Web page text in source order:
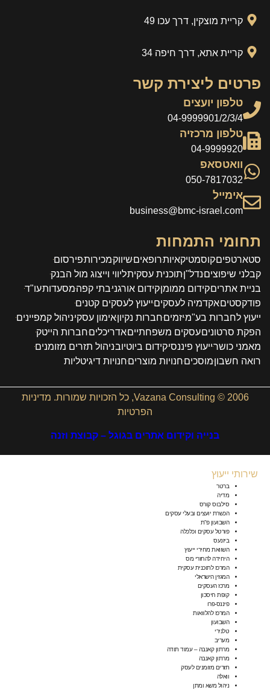
קריית מוצקין, דרך עכו 49
קריית אתא, דרך חיפה 34
פרטים ליצירת קשר
טלפון יועצים
04-9999901/2/3/4
טלפון מרכזיה
04-9999920
וואטסאפ
050-7817032
אימייל
business@bmc-israel.com
תחומי התמחות
סטארטפיםקוסמטיקאיותרופאיםשיווקמכירותפירסום
קבלני שיפוציםנדל"ןתוכנית עסקיתליווי וייצוג מול הבנק
בניית אתריםקידום ממומןקידום אורגניבתי קפהמסעדותעו"ד
פודקסטיםאקדמיה לעסקיםייעוץ לעסקים קטנים
ייעוץ לחברות בע"מיזמיםחברות נקיוןאימון עסקיניהול קמפיינים
הפקת סרטוניםעסקים משפחתייםאדריכליםחברות הייטק
מאמני כושרייעוץ פיננסיקידום ביוטיובניהול תזרים מזומנים
רואה חשבוןמוסכיםחנויות מוצריםחנויות דיגיטליות
2006 © Vazana Consulting, כל הזכויות שמורות.
מדיניות
הפרטיות
בנייה וקידום אתרים בגוגל – קבוצת וזנה
שירותי ייעוץ
ברטר
מדיה
סילבוס קורס
הכשרת יועצים ובעלי עסקים
השבועון פ”ת
פורטל עסקים וכלכלה
ביזנעס
השוואת מחירי ייעוץ
היחידה להחזרי מס
המרכז לתוכנית עסקית
המגזין הישראלי
מרכז העסקים
קופת חיסכון
פיננס-פרו
המרכז להלוואות
השבועון
טלנירי
מעריב
מרתון קאנבה – עמוד תודה
מרתון קאנבה
תזרים מזומנים לעסק
וואלה
ניהול משא ומתן